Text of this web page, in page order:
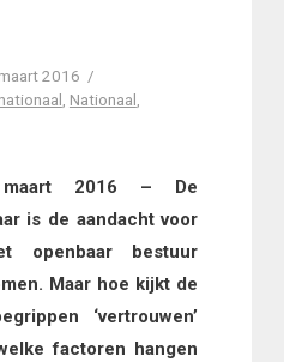
2016
Nationaal
maart 2016 – De
is de aandacht voor
openbaar bestuur
Maar hoe kijkt de
‘vertrouwen’
factoren hangen